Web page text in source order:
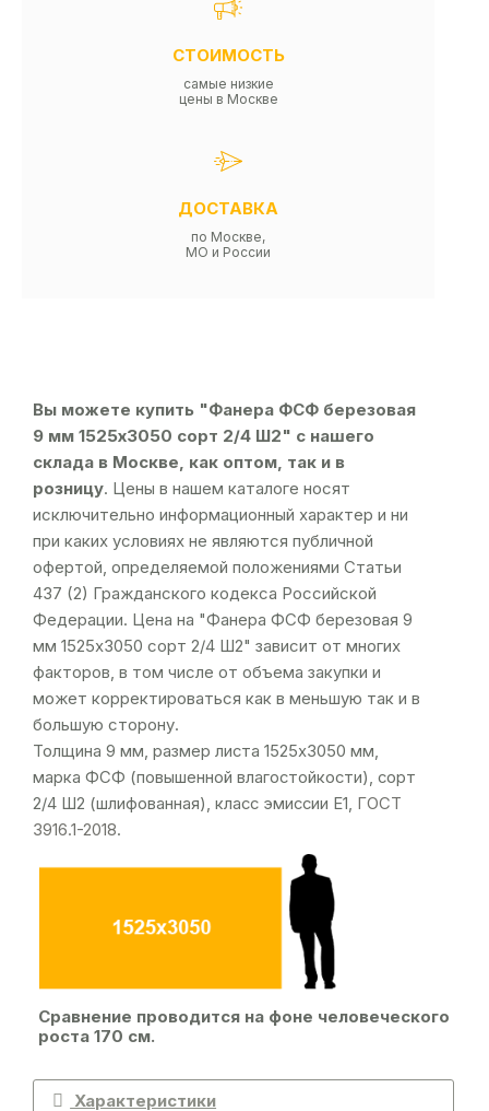
СТОИМОСТЬ
самые низкие
цены в Москве
ДОСТАВКА
по Москве,
МО и России
Вы можете купить "Фанера ФСФ березовая
9 мм 1525х3050 сорт 2/4 Ш2" с нашего
склада в Москве, как оптом, так и в
розницу. Цены в нашем каталоге носят
исключительно информационный характер и ни
при каких условиях не являются публичной
офертой, определяемой положениями Статьи
437 (2) Гражданского кодекса Российской
Федерации. Цена на "Фанера ФСФ березовая 9
мм 1525х3050 сорт 2/4 Ш2" зависит от многих
факторов, в том числе от объема закупки и
может корректироваться как в меньшую так и в
большую сторону.
Толщина 9 мм, размер листа 1525х3050 мм,
марка ФСФ (повышенной влагостойкости), сорт
2/4 Ш2 (шлифованная), класс эмиссии Е1, ГОСТ
3916.1-2018.
Сравнение проводится на фоне человеческого
роста 170 см.
Характеристики